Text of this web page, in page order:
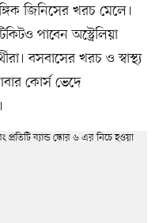
জিনিসের খরচ মেলে।
পাবেন অস্ট্রেলিয়া
বসবাসের খরচ ও স্বাস্থ্য
কোর্স ভেদে